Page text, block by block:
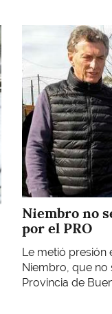
Niembro no
por el PRO
Le metió presión
Niembro, que no
Provincia de